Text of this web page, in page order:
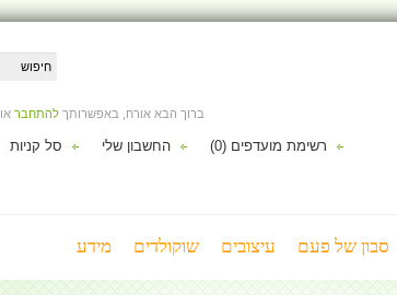
ברוך הבא אורח, באפשרותך להתחבר או
רשימת מועדפים (0) החשבון שלי סל קניות
סבון של פעם עיצובים שוקולדים מידע